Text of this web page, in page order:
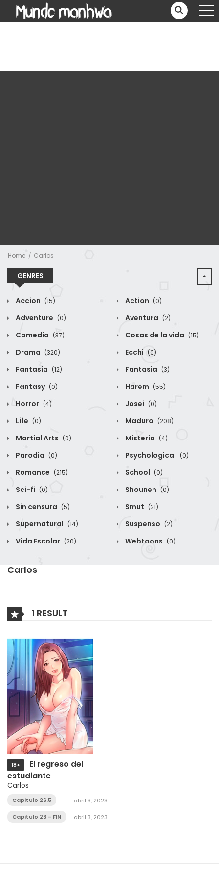
Home Carlos
GENRES
Accion (15) Action (0)
Adventure (0) Aventura (2)
Comedia (37) Cosas de la vida (15)
Drama (320) Ecchi (0)
Fantasia (12) Fantasia (3)
Fantasy (0) Harem (55)
Horror (4) Josei (0)
Life (0) Maduro (208)
Martial Arts (0) Misterio (4)
Parodia (0) Psychological (0)
Romance (215) School (0)
Sci-fi (0) Shounen (0)
Sin censura (5) Smut (21)
Supernatural (14) Suspenso (2)
Vida Escolar (20) Webtoons (0)
Carlos
1 RESULT
18+
El regreso del
estudiante
Carlos
Capitulo 26.5 abril 3, 2023
Capitulo 26 - FIN abril 3, 2023